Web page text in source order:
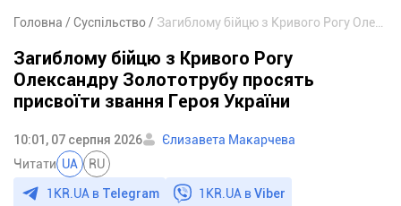
Головна Суспільство
Загиблому бійцю з Кривого Рогу
Олександру Золототрубу просять
присвоїти звання Героя України
10:01, 07 серпня 2026
Єлизавета Макарчева
Читати UA RU
1KR.UA в Telegram 1KR.UA вViber